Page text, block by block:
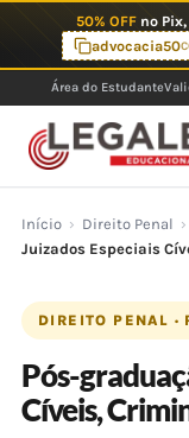
o
conteúdo
50% OFFno
advocacia50
Área do Estudante
Início › Direito Penal ›
Juizados Especiais
DIREITO PENAL ·
Pós-
Cíveis,